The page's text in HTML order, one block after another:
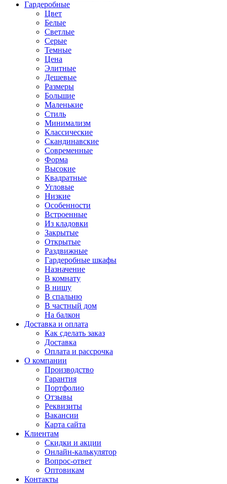
Гардеробные
Цвет
Белые
Светлые
Серые
Темные
Цена
Элитные
Дешевые
Размеры
Большие
Маленькие
Стиль
Минимализм
Классические
Скандинавские
Современные
Форма
Высокие
Квадратные
Угловые
Низкие
Особенности
Встроенные
Из кладовки
Закрытые
Открытые
Раздвижные
Гардеробные шкафы
Назначение
В комнату
В нишу
В спальню
В частный дом
На балкон
Доставка и оплата
Как сделать заказ
Доставка
Оплата и рассрочка
О компании
Производство
Гарантия
Портфолио
Отзывы
Реквизиты
Вакансии
Карта сайта
Клиентам
Скидки и акции
Онлайн-калькулятор
Вопрос-ответ
Оптовикам
Контакты